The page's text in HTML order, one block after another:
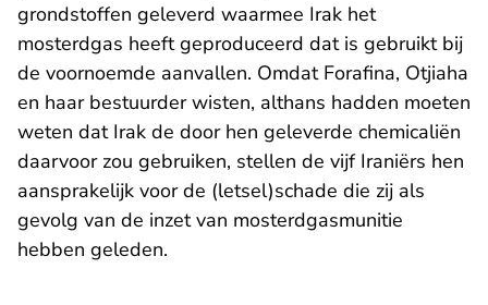
grondstoffen geleverd waarmee Irak het
mosterdgas heeft geproduceerd dat is gebruikt bij
de voornoemde aanvallen. Omdat Forafina, Otjiaha
en haar bestuurder wisten, althans hadden moeten
weten dat Irak de door hen geleverde chemicaliën
daarvoor zou gebruiken, stellen de vijf Iraniërs hen
aansprakelijk voor de (letsel)schade die zij als
gevolg van de inzet van mosterdgasmunitie
hebben geleden.